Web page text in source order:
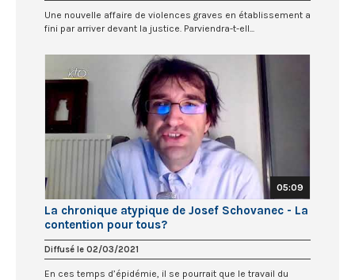
Une nouvelle affaire de violences graves en établissement a
fini par arriver devant la justice. Parviendra-t-ell...
05:09
La chronique atypique de Josef Schovanec - La
contention pour tous?
Diffusé le 02/03/2021
En ces temps d’épidémie, il se pourrait que le travail du